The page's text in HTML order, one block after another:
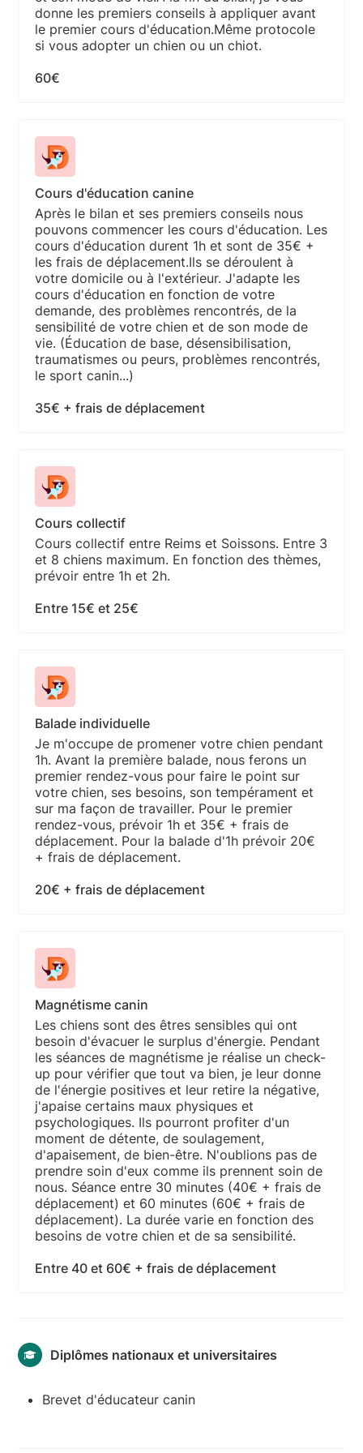
donne les premiers conseils à appliquer avant
le premier cours d'éducation.Même protocole
si vous adopter un chien ou un chiot.
60€
Cours d'éducation canine
Après le bilan et ses premiers conseils nous
pouvons commencer les cours d'éducation. Les
cours d'éducation durent 1h et sont de 35€ +
les frais de déplacement.Ils se déroulent à
votre domicile ou à l'extérieur. J'adapte les
cours d'éducation en fonction de votre
demande, des problèmes rencontrés, de la
sensibilité de votre chien et de son mode de
vie. (Éducation de base, désensibilisation,
traumatismes ou peurs, problèmes rencontrés,
le sport canin...)
35€ + frais de déplacement
Cours collectif
Cours collectif entre Reims et Soissons. Entre 3
et 8 chiens maximum. En fonction des thèmes,
prévoir entre 1h et 2h.
Entre 15€ et 25€
Balade individuelle
Je m'occupe de promener votre chien pendant
1h. Avant la première balade, nous ferons un
premier rendez-vous pour faire le point sur
votre chien, ses besoins, son tempérament et
sur ma façon de travailler. Pour le premier
rendez-vous, prévoir 1h et 35€ + frais de
déplacement. Pour la balade d'1h prévoir 20€
+ frais de déplacement.
20€ + frais de déplacement
Magnétisme canin
Les chiens sont des êtres sensibles qui ont
besoin d'évacuer le surplus d'énergie. Pendant
les séances de magnétisme je réalise un check-
up pour vérifier que tout va bien, je leur donne
de l'énergie positives et leur retire la négative,
j'apaise certains maux physiques et
psychologiques. Ils pourront profiter d'un
moment de détente, de soulagement,
d'apaisement, de bien-être. N'oublions pas de
prendre soin d'eux comme ils prennent soin de
nous. Séance entre 30 minutes (40€ + frais de
déplacement) et 60 minutes (60€ + frais de
déplacement). La durée varie en fonction des
besoins de votre chien et de sa sensibilité.
Entre 40 et 60€ + frais de déplacement
Diplômes nationaux et universitaires
Brevet d'éducateur canin